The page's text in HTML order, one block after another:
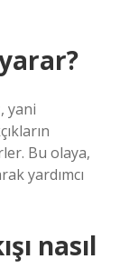
yani
Bu olaya,
yardımcı
nasıl